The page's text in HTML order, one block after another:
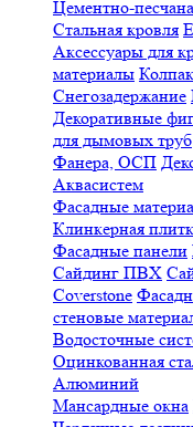
Цементно-
Стальная кровля
Аксессуары для
материалы
Снегозадержание
Декоративные
для дымовых труб
Фанера, ОСП
Аквасистем
Фасадные
Клинкерная
Фасадные панели
Сайдинг ПВХ
Coverstone
стеновые
Водосточные
Оцинкованная
Алюминий
Мансардные окна